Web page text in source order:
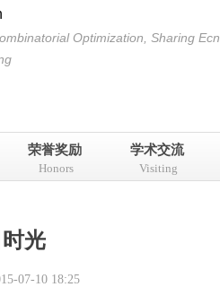
Optimization, Sharing
荣誉奖励 学术交流
Honors Visiting
光
07-10 18:25